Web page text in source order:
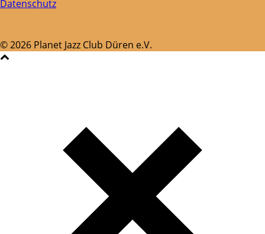
Datenschutz
© 2026 Planet Jazz Club Düren e.V.